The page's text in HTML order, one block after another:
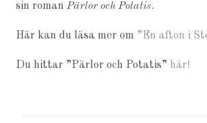
sin romanPärlor och Potatis.
Här kan du läsa mer om ”En afton i
Du hittar ”Pärlor och Potatis” här!